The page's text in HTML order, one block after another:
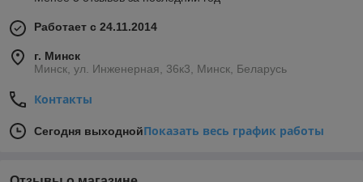
Работает с 24.11.2014
г. Минск
Минск, ул. Инженерная, 36к3, Минск, Беларусь
Контакты
Сегодня выходнойПоказать весь график работы